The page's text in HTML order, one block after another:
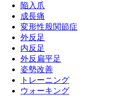
陥入爪
成長痛
変形性股関節症
外反足
内反足
外反扁平足
姿勢改善
トレーニング
ウォーキング